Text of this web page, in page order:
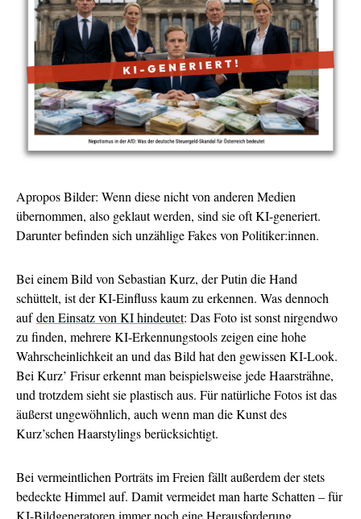
Apropos Bilder: Wenn diese nicht von anderen Medien
übernommen, also geklaut werden, sind sie oft KI-generiert.
Darunter befinden sich unzählige Fakes von Politiker:innen.
Bei einem Bild von Sebastian Kurz, der Putin die Hand
schüttelt, ist der KI-Einfluss kaum zu erkennen. Was dennoch
aufden Einsatz von KI hindeutet: Das Foto ist sonst nirgendwo
zu finden, mehrere KI-Erkennungstools zeigen eine hohe
Wahrscheinlichkeit an und das Bild hat den gewissen KI-Look.
Bei Kurz’ Frisur erkennt man beispielsweise jede Haarsträhne,
und trotzdem sieht sie plastisch aus. Für natürliche Fotos ist das
äußerst ungewöhnlich, auch wenn man die Kunst des
Kurz’schen Haarstylings berücksichtigt.
Bei vermeintlichen Porträts im Freien fällt außerdem der stets
bedeckte Himmel auf. Damit vermeidet man harte Schatten – für